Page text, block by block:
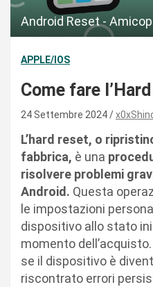
Android Reset -
APPLE/IOS
Come fare
24 Settembre 2024
L’hard reset, o
fabbrica, è una
risolvere problemi
Android. Questa
le impostazioni
dispositivo allo stato
momento
se il dispositivo è
riscontrato errori